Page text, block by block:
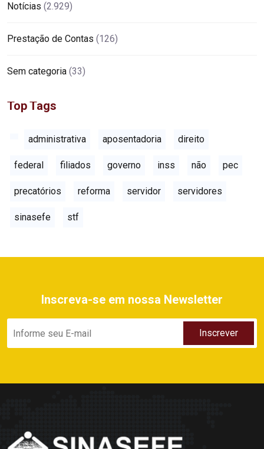
Notícias (2.929)
Prestação de Contas (126)
Sem categoria (33)
Top Tags
administrativa aposentadoria direito
federal filiados governo inss não pec
precatórios reforma servidor servidores
sinasefe stf
Inscreva-se em nossa Newsletter